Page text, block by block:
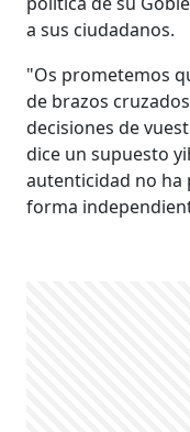
a sus ciudadanos.
"Os prometemos
de brazos
decisiones de
dice un supuesto
autenticidad no ha
forma